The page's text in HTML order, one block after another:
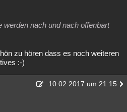
werden nach und nach offenbart
zu hören dass es noch weiteren
:-)
10.02.2017 um 21:15